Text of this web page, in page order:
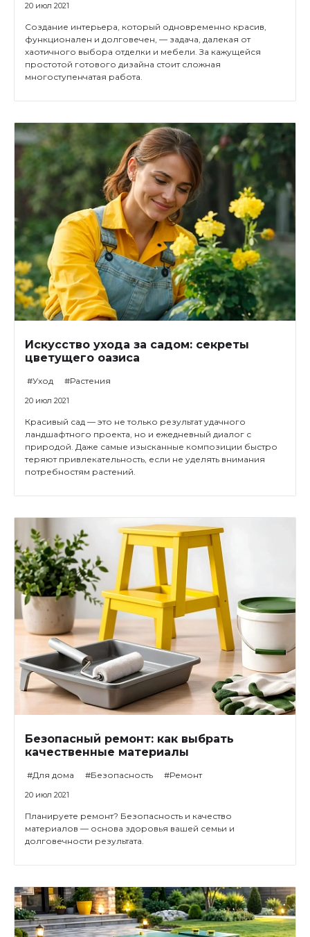
20 июл 2021
Создание интерьера, который одновременно красив,
функционален и долговечен, — задача, далекая от
хаотичного выбора отделки и мебели. За кажущейся
простотой готового дизайна стоит сложная
многоступенчатая работа.
Искусство ухода за садом: секреты
цветущего оазиса
#Уход #Растения
20 июл 2021
Красивый сад — это не только результат удачного
ландшафтного проекта, но и ежедневный диалог с
природой. Даже самые изысканные композиции быстро
теряют привлекательность, если не уделять внимания
потребностям растений.
Безопасный ремонт: как выбрать
качественные материалы
#Для дома #Безопасность #Ремонт
20 июл 2021
Планируете ремонт? Безопасность и качество
материалов — основа здоровья вашей семьи и
долговечности результата.